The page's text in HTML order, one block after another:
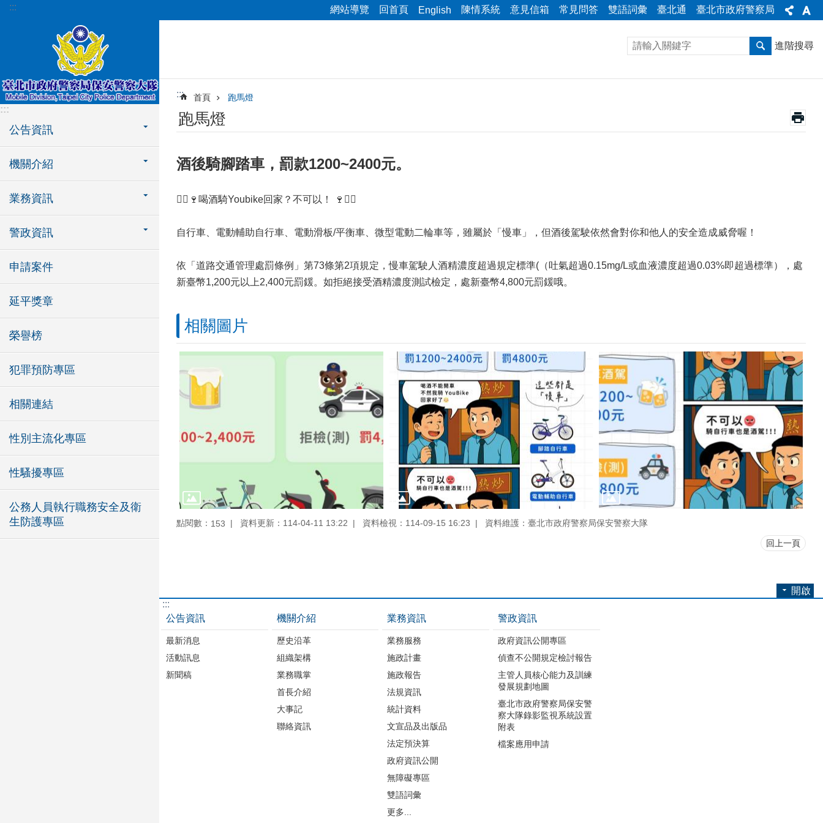
跳到主要內容區塊
::: 網站導覽 回首頁 English 陳情系統 意見信箱 常見問答 雙語詞彙 臺北通 臺北市政府警察局
:::
公告資訊
機關介紹
業務資訊
警政資訊
申請案件
延平獎章
榮譽榜
犯罪預防專區
相關連結
性別主流化專區
性騷擾專區
公務人員執行職務安全及衛
生防護專區
進階搜尋
::: 首頁 跑馬燈
跑馬燈
酒後騎腳踏車，罰款1200~2400元。
🚴‍♂️🍷喝酒騎Youbike回家？不可以！ 🍷🚴‍♀️
自行車、電動輔助自行車、電動滑板/平衡車、微型電動二輪車等，雖屬於「慢車」，但酒後駕駛依然會對你和他人的安全造成威脅喔！
依「道路交通管理處罰條例」第73條第2項規定，慢車駕駛人酒精濃度超過規定標準(（吐氣超過0.15mg/L或血液濃度超過0.03%即超過標準），處
新臺幣1,200元以上2,400元罰鍰。如拒絕接受酒精濃度測試檢定，處新臺幣4,800元罰鍰哦。
相關圖片
點閱數： 153 資料更新：114-04-11 13:22 資料檢視：114-09-15 16:23 資料維護：臺北市政府警察局保安警察大隊
回上一頁
開啟
:::
公告資訊
最新消息
活動訊息
新聞稿
機關介紹
歷史沿革
組織架構
業務職掌
首長介紹
大事記
聯絡資訊
業務資訊
業務服務
施政計畫
施政報告
法規資訊
統計資料
文宣品及出版品
法定預決算
政府資訊公開
無障礙專區
雙語詞彙
更多...
警政資訊
政府資訊公開專區
偵查不公開規定檢討報告
主管人員核心能力及訓練
發展規劃地圖
臺北市政府警察局保安警
察大隊錄影監視系統設置
附表
檔案應用申請